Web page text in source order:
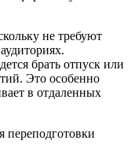
не требуют
брать отпуск или
Это особенно
в отдаленных